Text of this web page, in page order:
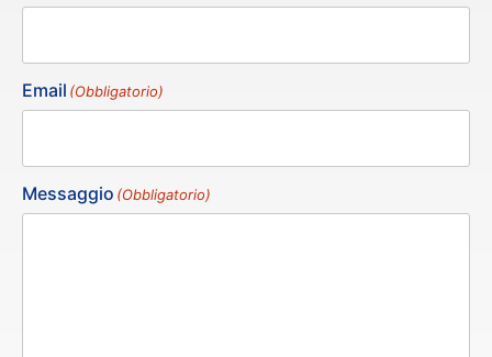
Email (Obbligatorio)
Messaggio (Obbligatorio)